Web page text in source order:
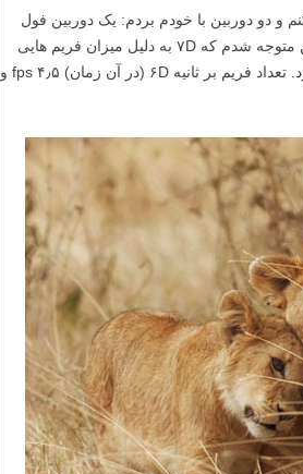
دو دوربین با خودم بردم: یک دوربین فول
فریم Canon 6D و یک دوربین کراپ سنسور Canon 7D. من متوجه شدم که ۷D به دلیل میزان فریم هایی
که در هر ثانیه قادر به ثبت بود، برای اهداف من بسیار بهتر بود. تعداد فریم بر ثانیه ۶D (در آن زمان) ۴٫۵ fps و